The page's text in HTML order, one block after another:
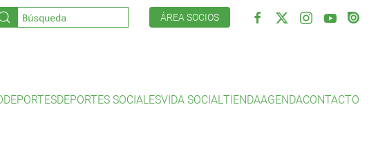
ÁREA SOCIOS
DEPORTESDEPORTES SOCIALESVIDA SOCIALTIENDAAGENDACONTACTO